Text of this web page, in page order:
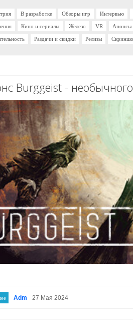
В разработке Обзоры игр Интервью
Кино и сериалы Железо VR Анонсы
Раздачи и скидки Релизы
Burggeist -
Adm 27 Мая 2024